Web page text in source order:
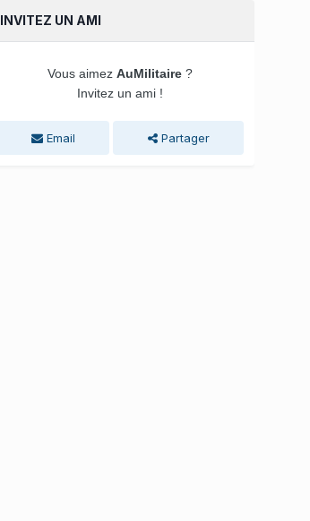
INVITEZ UN AMI
Vous aimez AuMilitaire ?
Invitez un ami !
Email Partager